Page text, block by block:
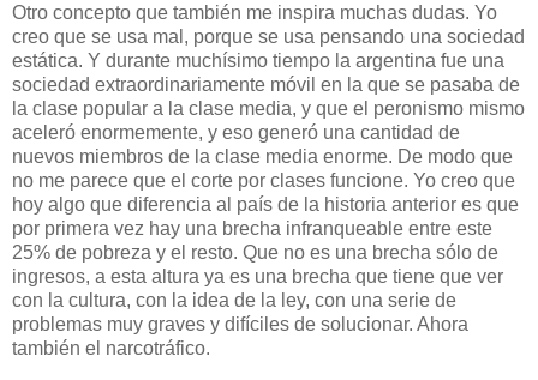
Otro concepto que también me inspira muchas dudas. Yo
creo que se usa mal, porque se usa pensando una sociedad
estática. Y durante muchísimo tiempo la argentina fue una
sociedad extraordinariamente móvil en la que se pasaba de
la clase popular a la clase media, y que el peronismo mismo
aceleró enormemente, y eso generó una cantidad de
nuevos miembros de la clase media enorme. De modo que
no me parece que el corte por clases funcione. Yo creo que
hoy algo que diferencia al país de la historia anterior es que
por primera vez hay una brecha infranqueable entre este
25% de pobreza y el resto. Que no es una brecha sólo de
ingresos, a esta altura ya es una brecha que tiene que ver
con la cultura, con la idea de la ley, con una serie de
problemas muy graves y difíciles de solucionar. Ahora
también el narcotráfico.